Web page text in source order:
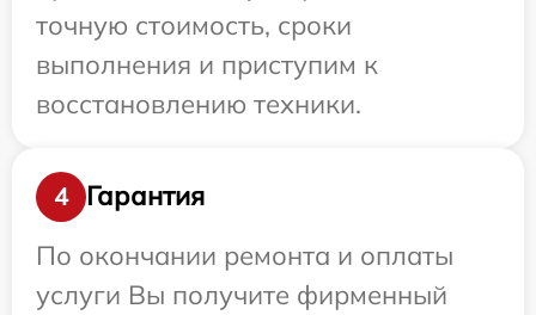
точную стоимость, сроки
выполнения и приступим к
восстановлению техники.
4
Гарантия
По окончании ремонта и оплаты
услуги Вы получите фирменный